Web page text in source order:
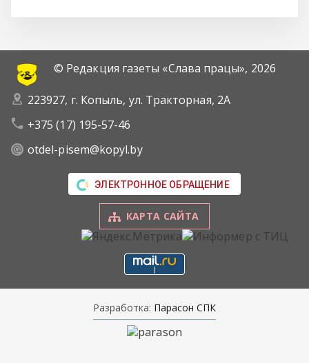
тэрыторыі, жыхары прыватнага сектара.
ўтрымліваць населеныя пункты ў
чысціні, забяспечваць пажарную бяспеку
ў гарачы перыяд і падтрымліваць
эстэтычны выгляд вуліц.
© Редакция газеты «Слава працы», 2026
223927, г. Копыль, ул. Тракторная, 2А
+375 (17) 195-57-46
otdel-pisem@kopyl.by
ЭЛЕКТРОННОЕ ОБРАЩЕНИЕ
КАРТА САЙТА
Разработка: Парасон СПК